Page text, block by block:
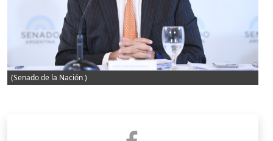
(Senado de la Nación )